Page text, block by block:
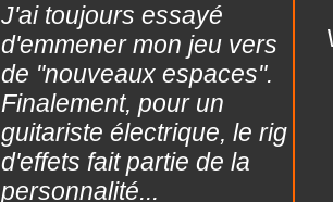
J'ai toujours essayé
d'emmener mon jeu vers
de "nouveaux espaces".
Finalement, pour un
guitariste électrique, le rig
d'effets fait partie de la
personnalité...